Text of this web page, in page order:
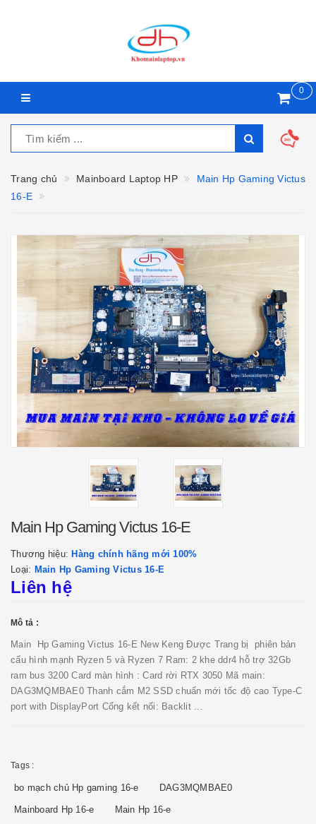
0
Trang chủ Mainboard Laptop HP
Main Hp Gaming Victus
16-E
Main Hp Gaming Victus 16-E
Thương hiệu: Hàng chính hãng mới 100%
Loại: Main Hp Gaming Victus 16-E
Liên hệ
Mô tả :
Main Hp Gaming Victus 16-E New Keng Được Trang bị phiên bản
cấu hình mạnh Ryzen 5 và Ryzen 7 Ram: 2 khe ddr4 hỗ trợ 32Gb
ram bus 3200 Card màn hình : Card rời RTX 3050 Mã main:
DAG3MQMBAE0 Thanh cắm M2 SSD chuẩn mới tốc độ cao Type-C
port with DisplayPort Cổng kết nối: Backlit ...
Tags :
bo mạch chủ Hp gaming 16-e DAG3MQMBAE0
Mainboard Hp 16-e Main Hp 16-e